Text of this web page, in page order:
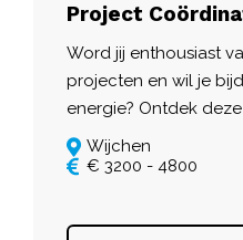
Project
Word jij enthousiast
projecten en wil je
energie? Ontdek
Wijchen
€ 3200 - 4800